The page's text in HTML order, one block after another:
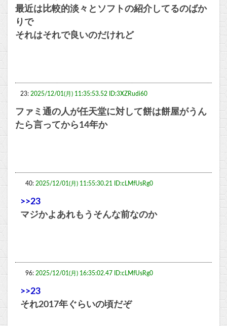
最近は比較的淡々とソフトの紹介してるのばか
りで
それはそれで良いのだけれど
23: 2025/12/01(月) 11:35:53.52 ID:3XZRudi60
ファミ通の人が任天堂に対して餅は餅屋がうん
たら言ってから14年か
40: 2025/12/01(月) 11:55:30.21 ID:cLMfUsRg0
>>23
マジかよあれもうそんな前なのか
96: 2025/12/01(月) 16:35:02.47 ID:cLMfUsRg0
>>23
それ2017年ぐらいの頃だぞ